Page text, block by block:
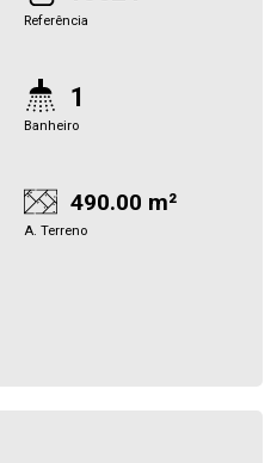
Referência
1
Banheiro
490.00 m²
A. Terreno